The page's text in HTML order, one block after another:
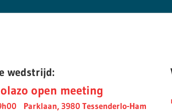
wedstrijd:
open meeting
Parklaan, 3980 Tessenderlo-Ham